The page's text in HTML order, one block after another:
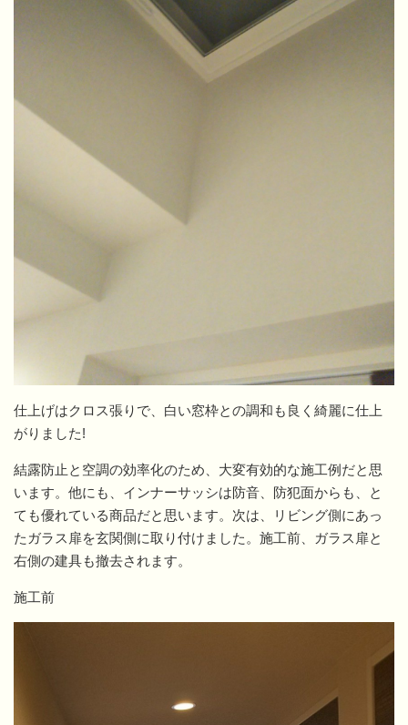
仕上げはクロス張りで、白い窓枠との調和も良く綺麗に仕上
がりました!
結露防止と空調の効率化のため、大変有効的な施工例だと思
います。他にも、インナーサッシは防音、防犯面からも、と
ても優れている商品だと思います。次は、リビング側にあっ
たガラス扉を玄関側に取り付けました。施工前、ガラス扉と
右側の建具も撤去されます。
施工前